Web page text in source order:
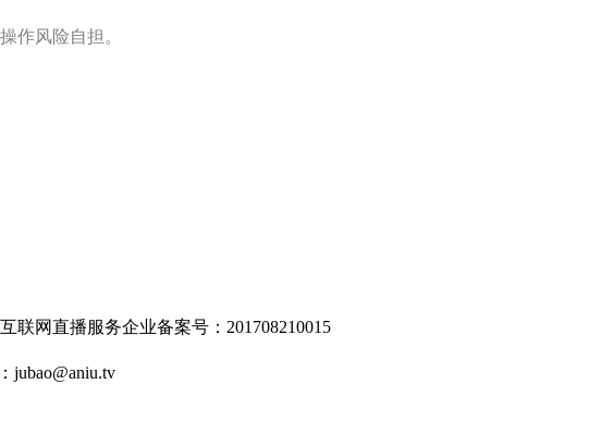
作风险自担。
互联网直播服务企业备案号：201708210015
jubao@aniu.tv